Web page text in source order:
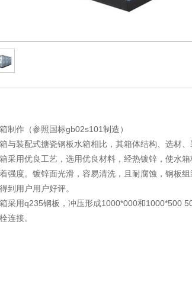
制作（参照国标gb02s101制造）
与装配式搪瓷钢板水箱相比，其箱体结构、选材
采用优良工艺，选用优良材料，经热镀锌，使水
强度。镀锌面光滑，容易清洗，且耐腐蚀，钢板
到用户用户好评。
采用q235钢板，冲压形成1000*000和1000*500
连接。